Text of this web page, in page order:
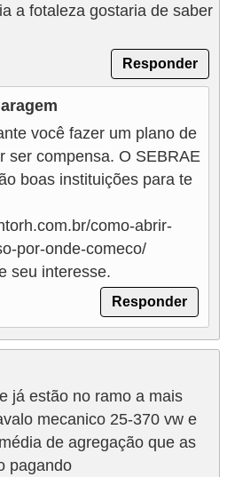
a fotaleza gostaria de saber
Responder
você fazer um plano de
ser compensa. O SEBRAE
boas instituições para te
como-abrir-
por-onde-comeco/
seu interesse.
Responder
já estão no ramo a mais
mecanico 25-370 vw e
de agregação que as
pagando